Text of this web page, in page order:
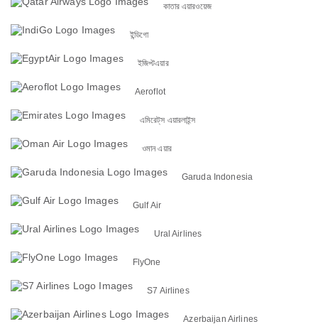
কাতার এয়ারওয়েজ
ইন্ডিগো
ইজিপ্টএয়ার
Aeroflot
এমিরেট্‌স এয়ারলাইন্স
ওমান এয়ার
Garuda Indonesia
Gulf Air
Ural Airlines
FlyOne
S7 Airlines
Azerbaijan Airlines